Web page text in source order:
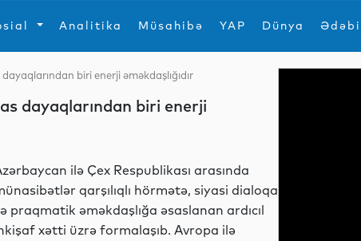
Analitika Müsahibə YAP Dünya
İdmanYeni texnologiyalar
biri enerji əməkdaşlığıdır
dayaqlarından biri enerji
ilə Çex Respublikası arasında
qarşılıqlı hörmətə, siyasi dialoqa
praqmatik əməkdaşlığa əsaslanan ardıcıl
xətti üzrə formalaşıb. Avropa ilə